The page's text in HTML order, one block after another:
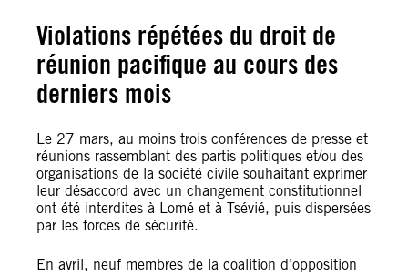
Violations répétées du droit de
réunion pacifique au cours des
derniers mois
Le 27 mars, au moins trois conférences de presse et
réunions rassemblant des partis politiques et/ou des
organisations de la société civile souhaitant exprimer
leur désaccord avec un changement constitutionnel
ont été interdites à Lomé et à Tsévié, puis dispersées
par les forces de sécurité.
En avril, neuf membres de la coalition d’opposition